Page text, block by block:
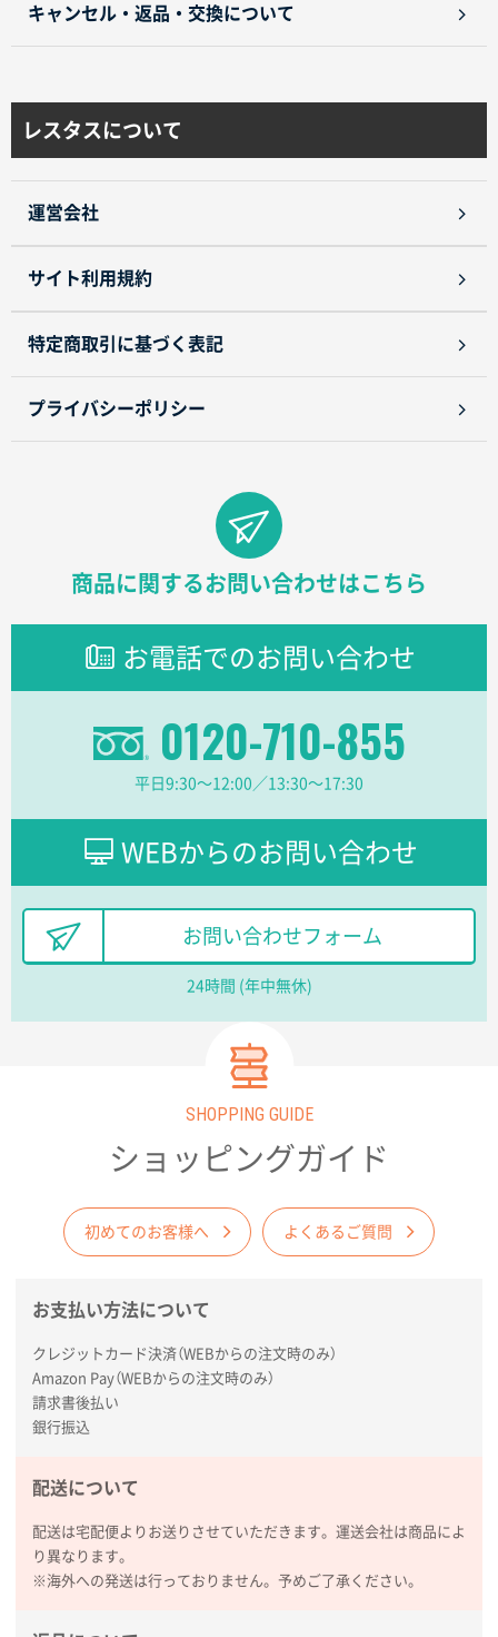
再注文について
キャンセル・返品・交換について
レスタスについて
運営会社
サイト利用規約
特定商取引に基づく表記
プライバシーポリシー
商品に関するお問い合わせはこちら
お電話でのお問い合わせ
0120-710-855
平日9:30〜12:00／13:30〜17:30
WEBからのお問い合わせ
お問い合わせフォーム
24時間 (年中無休)
SHOPPING GUIDE
ショッピングガイド
初めてのお客様へ よくあるご質問
お支払い方法について
クレジットカード決済（WEBからの注文時のみ）
Amazon Pay（WEBからの注文時のみ）
請求書後払い
銀行振込
配送について
配送は宅配便よりお送りさせていただきます。運送会社は商品によ
り異なります。
※海外への発送は行っておりません。予めご了承ください。